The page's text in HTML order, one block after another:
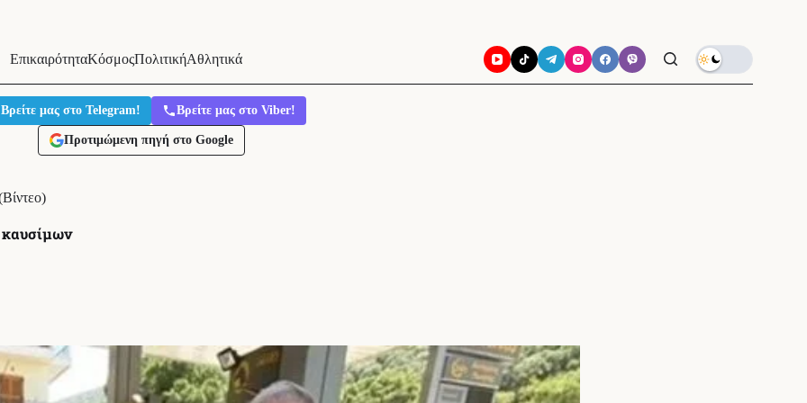
ΕπικαιρότηταΚόσμοςΠολιτικήΑθλητικά
Βρείτε μας στο Telegram! Βρείτε μας στο Viber!
Προτιμώμενη πηγή στο Google
καυσίμων